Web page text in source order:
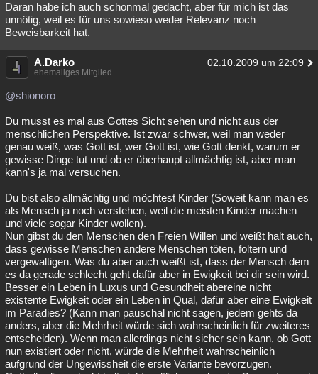
weitere Rubriken
Philosophie Träume
Astronomie Gaming Filme
Musik
Besucht Teilgenommen Alle Neue Geschlossen
Lesenswert Schlüsselwörter
Daran habe ich auch schonmal gedacht, aber für mich ist das
unnötig, weil es für uns sowieso weder Relevanz noch
Beweisbarkeit hat.
A.Darko 02.10.2009 um 22:09
ehemaliges Mitglied
@shionoro
Du musst es mal aus Gottes Sicht sehen und nicht aus der
menschlichen Perspektive. Ist zwar schwer, weil man weder
genau weiß, was Gott ist, wer Gott ist, wie Gott denkt, warum er
gewisse Dinge tut und ob er überhaupt allmächtig ist, aber man
kann's ja mal versuchen.
Du bist also allmächtig und möchtest Kinder (Soweit kann man es
als Mensch ja noch verstehen, weil die meisten Kinder machen
und viele sogar Kinder wollen).
Nun gibst du den Menschen den Freien Willen und weißt halt auch,
dass gewisse Menschen andere Menschen töten, foltern und
vergewaltigen. Was du aber auch weißt ist, dass der Mensch dem
es da gerade schlecht geht dafür aber in Ewigkeit bei dir sein wird.
Besser ein Leben in Luxus und Gesundheit abereine nicht
existente Ewigkeit oder ein Leben in Qual, dafür aber eine Ewigkeit
im Paradies? (Kann man pauschal nicht sagen, jedem gehts da
anders, aber die Mehrheit würde sich wahrscheinlich für zweiteres
entscheiden). Wenn man allerdings nicht sicher sein kann, ob Gott
nun existiert oder nicht, würde die Mehrheit wahrscheinlich
aufgrund der Ungewissheit die erste Variante bevorzugen.